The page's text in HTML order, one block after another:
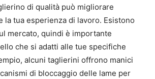
di qualità può migliorare
la tua esperienza di lavoro. Esistono
mercato, quindi è importante
che si adatti alle tue specifiche
alcuni taglierini offrono manici
di bloccaggio delle lame per